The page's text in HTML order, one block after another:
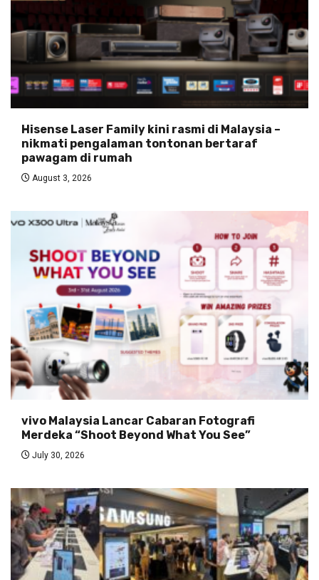
Hisense Laser Family kini rasmi di Malaysia –
nikmati pengalaman tontonan bertaraf
pawagam di rumah
August 3, 2026
vivo Malaysia Lancar Cabaran Fotografi
Merdeka “Shoot Beyond What You See”
July 30, 2026